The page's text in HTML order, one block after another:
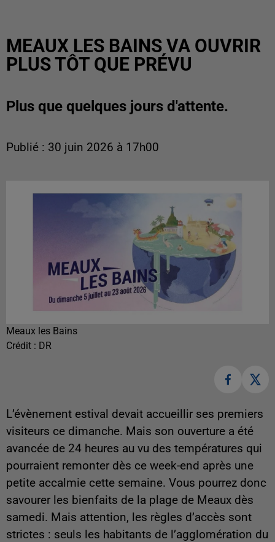
MEAUX LES BAINS VA OUVRIR
PLUS TÔT QUE PRÉVU
Plus que quelques jours d'attente.
Publié : 30 juin 2026 à 17h00
Meaux les Bains
Crédit : DR
L’évènement estival devait accueillir ses premiers
visiteurs ce dimanche. Mais son ouverture a été
avancée de 24 heures au vu des températures qui
pourraient remonter dès ce week-end après une
petite accalmie cette semaine. Vous pourrez donc
savourer les bienfaits de la plage de Meaux dès
samedi. Mais attention, les règles d’accès sont
strictes : seuls les habitants de l’agglomération du